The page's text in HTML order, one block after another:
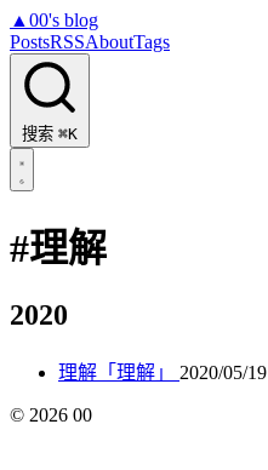
▲ 00's blog
PostsRSSAboutTags
搜索 ⌘K
#理解
2020
理解「理解」 2020/05/19
© 2026 00